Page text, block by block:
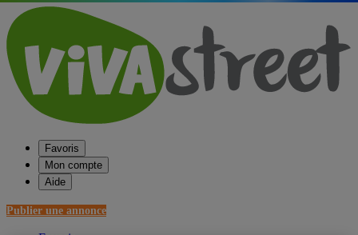
Favoris
Mon compte
Aide
Publier une annonce